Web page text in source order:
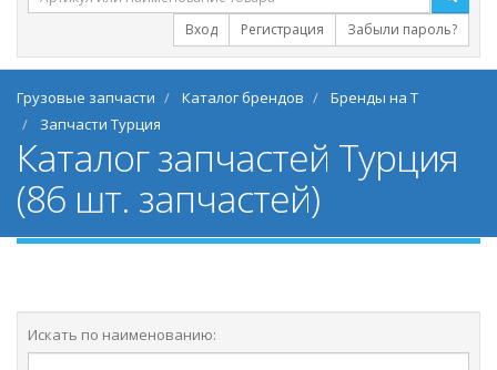
Вход Регистрация Забыли пароль?
Грузовые запчасти Каталог брендов
Бренды на Т
Запчасти Турция
Каталог запчастей Турция
(86 шт. запчастей)
Искать по наименованию: